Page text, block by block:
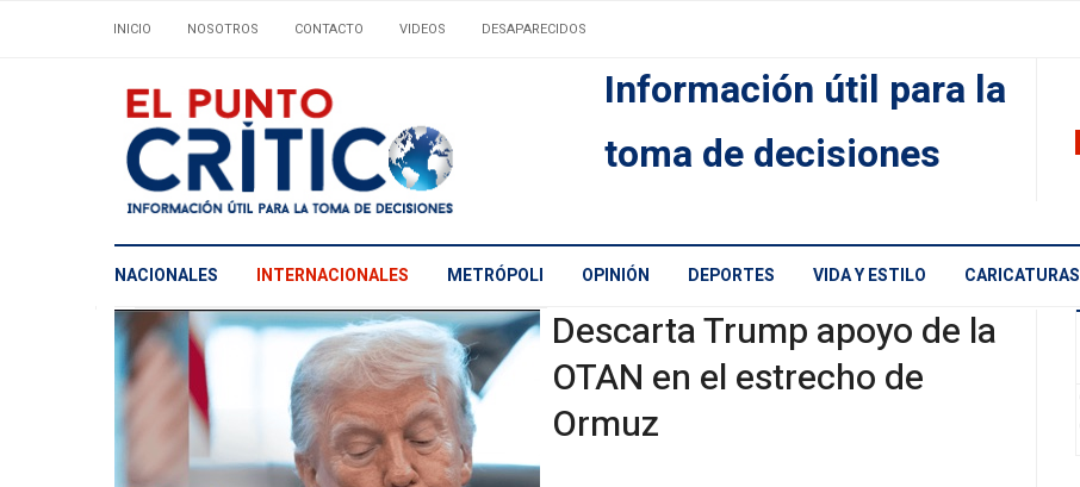
INICIO NOSOTROS CONTACTO VIDEOS DESAPARECIDOS
Información útil para la
toma de decisiones
NACIONALES INTERNACIONALES METRÓPOLI OPINIÓN DEPORTES VIDA Y ESTILO CARICATURAS
Descarta Trump apoyo de la
OTAN en el estrecho de
Ormuz